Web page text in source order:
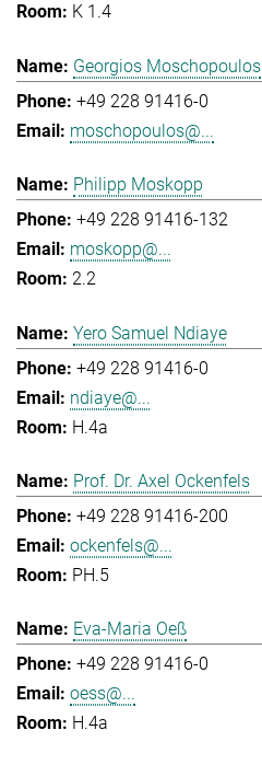
K 1.4
Georgios Moschopoulos
+49 228 91416-0
moschopoulos@...
Philipp Moskopp
+49 228 91416-132
moskopp@...
2.2
Yero Samuel Ndiaye
+49 228 91416-0
ndiaye@...
H.4a
Prof. Dr. Axel Ockenfels
+49 228 91416-200
ockenfels@...
PH.5
Eva-Maria Oeß
+49 228 91416-0
oess@...
H.4a